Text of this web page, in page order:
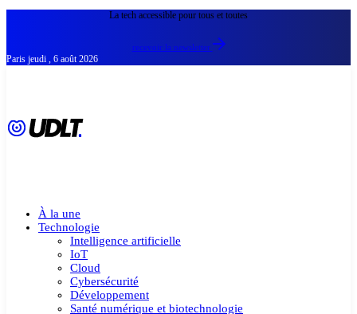
La tech accessible pour tous et toutes
recevoir la newsletter
Paris jeudi , 6 août 2026
À la une
Technologie
Intelligence artificielle
IoT
Cloud
Cybersécurité
Développement
Santé numérique et biotechnologie